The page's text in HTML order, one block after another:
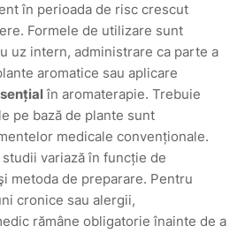
în perioada de risc crescut
Formele de utilizare sunt
uz intern, administrare ca parte a
aromatice sau aplicare
în aromaterapie. Trebuie
pe bază de plante sunt
medicale convenționale.
variază în funcție de
metoda de preparare. Pentru
cronice sau alergii,
rămâne obligatorie înainte de a